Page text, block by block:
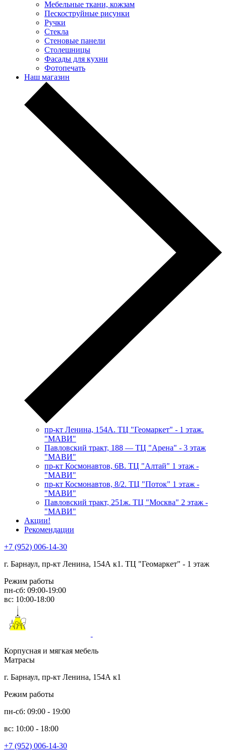
Мебельные ткани, кожзам
Пескоструйные рисунки
Ручки
Стекла
Стеновые панели
Столешницы
Фасады для кухни
Фотопечать
Наш магазин
пр-кт Ленина, 154А. ТЦ "Геомаркет" - 1 этаж.
"МАВИ"
​Павловский тракт, 188 — ТЦ "Арена" - 3 этаж
"МАВИ"
пр-кт Космонавтов, 6В. ТЦ "Алтай" 1 этаж -
"МАВИ"
пр-кт Космонавтов, 8/2. ТЦ "Поток" 1 этаж -
"МАВИ"
Павловский тракт, 251ж. ТЦ "Москва" 2 этаж -
"МАВИ"
Акции!
Рекомендации
+7 (952) 006-14-30
г. Барнаул, пр-кт Ленина, 154А к1. ТЦ "Геомаркет" - 1 этаж
Режим работы
пн-сб: 09:00-19:00
вс: 10:00-18:00
Корпусная и мягкая мебель
Матрасы
г. Барнаул, пр-кт Ленина, 154А к1
Режим работы
пн-сб: 09:00 - 19:00
вс: 10:00 - 18:00
+7 (952) 006-14-30